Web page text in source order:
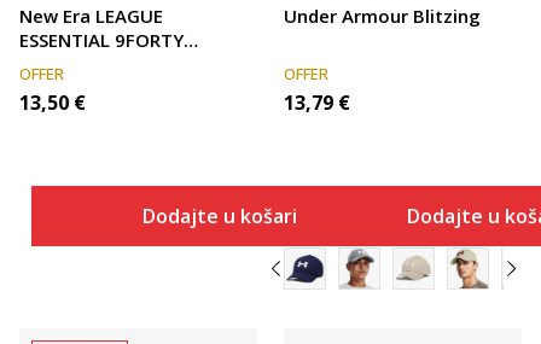
New Era LEAGUE
ESSENTIAL 9FORTY
OFFER
13,50 €
Dodajte u košaricu
Under Armour Blitzing
OFFER
13,79 €
Dodajte u